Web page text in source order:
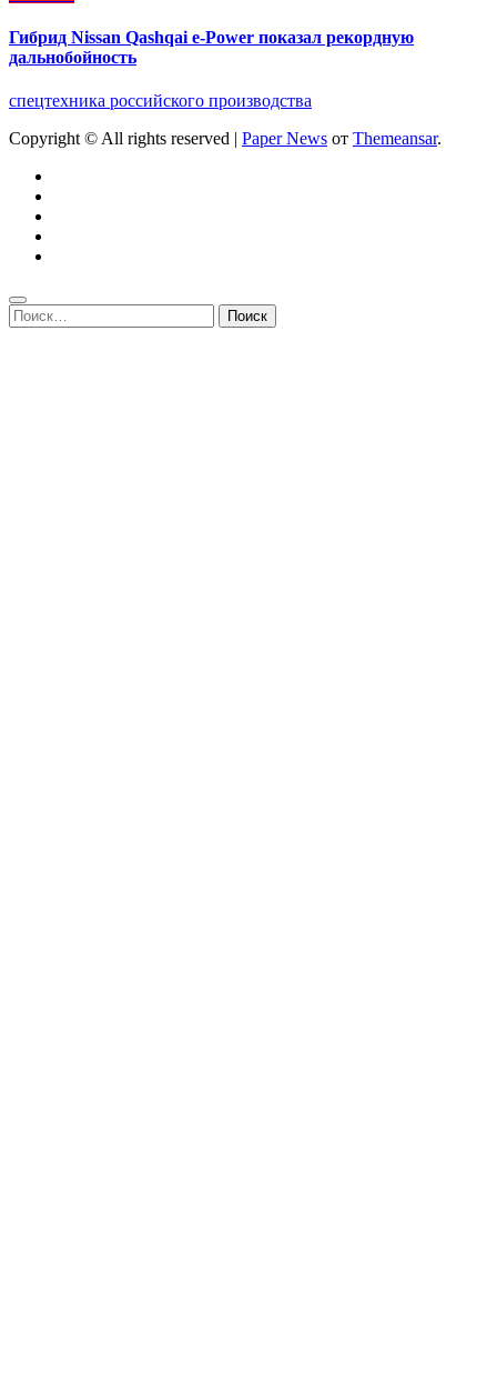
Гибрид Nissan Qashqai e-Power показал рекордную
дальнобойность
спецтехника российского производства
Copyright © All rights reserved | Paper News от Themeansar.
Найти: